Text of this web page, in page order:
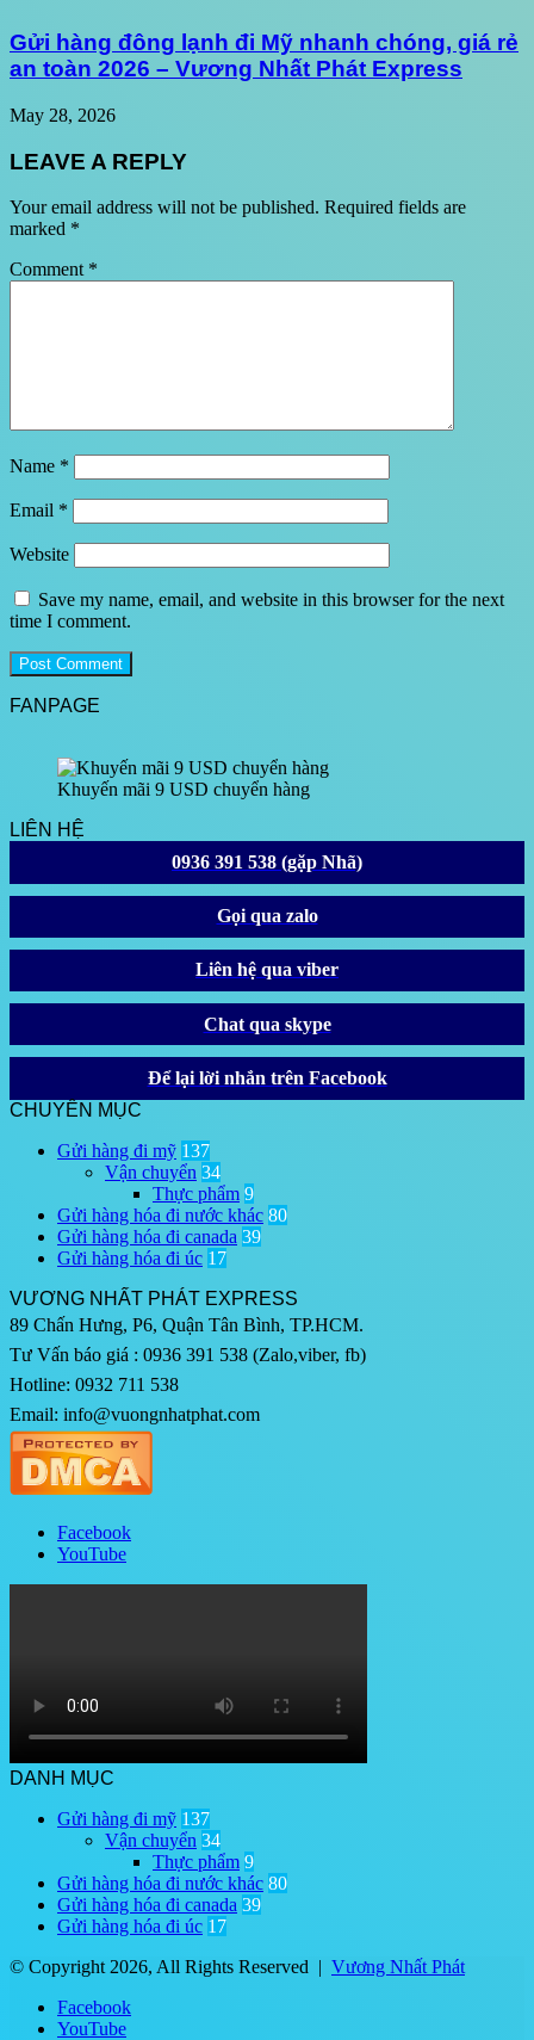
Gửi hàng đông lạnh đi Mỹ nhanh chóng, giá rẻ
an toàn 2026 – Vương Nhất Phát Express
May 28, 2026
LEAVE A REPLY
Your email address will not be published. Required fields are
marked *
Comment *
Name *
Email *
Website
Save my name, email, and website in this browser for the next
time I comment.
FANPAGE
Khuyến mãi 9 USD chuyển hàng
LIÊN HỆ
0936 391 538 (gặp Nhã)
Gọi qua zalo
Liên hệ qua viber
Chat qua skype
Để lại lời nhắn trên Facebook
CHUYÊN MỤC
Gửi hàng đi mỹ 137
Vận chuyển 34
Thực phẩm 9
Gửi hàng hóa đi nước khác 80
Gửi hàng hóa đi canada 39
Gửi hàng hóa đi úc 17
VƯƠNG NHẤT PHÁT EXPRESS
89 Chấn Hưng, P6, Quận Tân Bình, TP.HCM.
Tư Vấn báo giá : 0936 391 538 (Zalo,viber, fb)
Hotline: 0932 711 538
Email: info@vuongnhatphat.com
Facebook
YouTube
DANH MỤC
Gửi hàng đi mỹ 137
Vận chuyển 34
Thực phẩm 9
Gửi hàng hóa đi nước khác 80
Gửi hàng hóa đi canada 39
Gửi hàng hóa đi úc 17
© Copyright 2026, All Rights Reserved | Vương Nhất Phát
Facebook
YouTube